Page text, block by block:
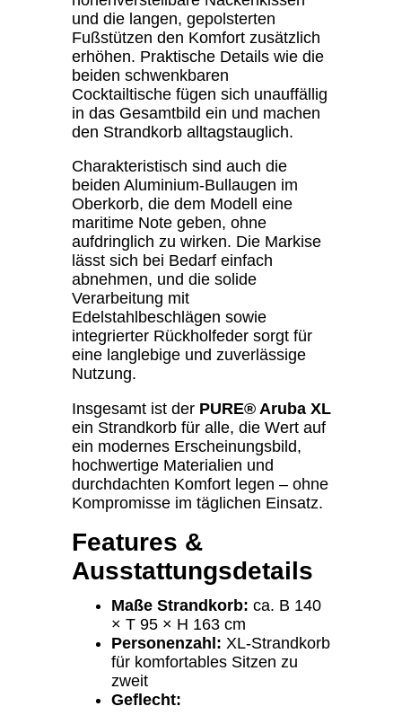
und die langen, gepolsterten
Fußstützen den Komfort zusätzlich
erhöhen. Praktische Details wie die
beiden schwenkbaren
Cocktailtische fügen sich unauffällig
in das Gesamtbild ein und machen
den Strandkorb alltagstauglich.
Charakteristisch sind auch die
beiden Aluminium-Bullaugen im
Oberkorb, die dem Modell eine
maritime Note geben, ohne
aufdringlich zu wirken. Die Markise
lässt sich bei Bedarf einfach
abnehmen, und die solide
Verarbeitung mit
Edelstahlbeschlägen sowie
integrierter Rückholfeder sorgt für
eine langlebige und zuverlässige
Nutzung.
Insgesamt ist der PURE® Aruba XL
ein Strandkorb für alle, die Wert auf
ein modernes Erscheinungsbild,
hochwertige Materialien und
durchdachten Komfort legen – ohne
Kompromisse im täglichen Einsatz.
Features &
Ausstattungsdetails
Maße Strandkorb: ca. B 140
× T 95 × H 163 cm
Personenzahl: XL-Strandkorb
für komfortables Sitzen zu
zweit
Geflecht: